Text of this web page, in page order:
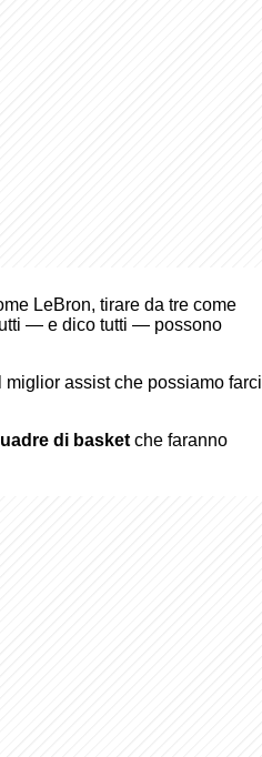
LeBron, tirare da tre come
— e dico tutti — possono
assist che possiamo farci
di basket che faranno